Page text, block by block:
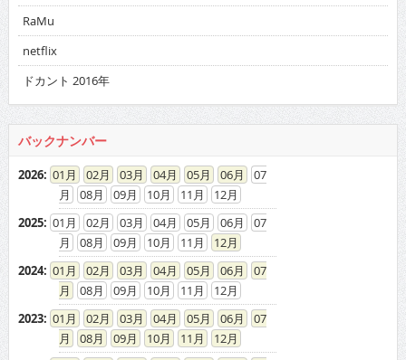
RaMu
netflix
ドカント 2016年
バックナンバー
2026: 01 02 03 04 05 06
07
08
09 10 11
12
2025: 01 02 03 04 05 06
07
08
09 10 11
12
2024: 01 02 03 04 05 06
07
08
09 10 11
12
2023: 01 02 03 04 05 06
07
08
09 10 11
12